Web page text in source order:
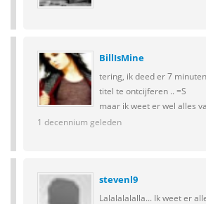
BillIsMine
tering, ik deed er 7
titel te ontcijferen .. =S
maar ik weet er wel alles
1 decennium geleden
stevenl9
Lalalalalalla... Ik weet er